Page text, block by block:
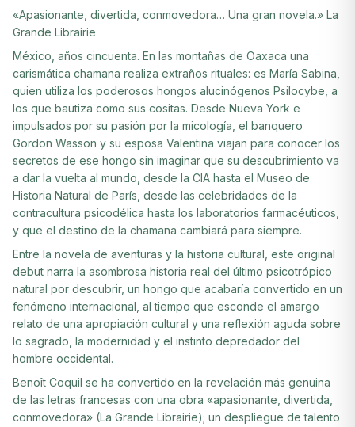
«Apasionante, divertida, conmovedora… Una gran novela.» La
Grande Librairie
México, años cincuenta. En las montañas de Oaxaca una
carismática chamana realiza extraños rituales: es María Sabina,
quien utiliza los poderosos hongos alucinógenos Psilocybe, a
los que bautiza como sus cositas. Desde Nueva York e
impulsados por su pasión por la micología, el banquero
Gordon Wasson y su esposa Valentina viajan para conocer los
secretos de ese hongo sin imaginar que su descubrimiento va
a dar la vuelta al mundo, desde la CIA hasta el Museo de
Historia Natural de París, desde las celebridades de la
contracultura psicodélica hasta los laboratorios farmacéuticos,
y que el destino de la chamana cambiará para siempre.
Entre la novela de aventuras y la historia cultural, este original
debut narra la asombrosa historia real del último psicotrópico
natural por descubrir, un hongo que acabaría convertido en un
fenómeno internacional, al tiempo que esconde el amargo
relato de una apropiación cultural y una reflexión aguda sobre
lo sagrado, la modernidad y el instinto depredador del
hombre occidental.
Benoît Coquil se ha convertido en la revelación más genuina
de las letras francesas con una obra «apasionante, divertida,
conmovedora» (La Grande Librairie); un despliegue de talento